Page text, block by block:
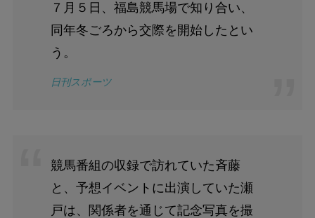
７月５日、福島競馬場で知り合い、
同年冬ごろから交際を開始したとい
う。
日刊スポーツ
競馬番組の収録で訪れていた斉藤
と、予想イベントに出演していた瀬
戸は、関係者を通じて記念写真を撮